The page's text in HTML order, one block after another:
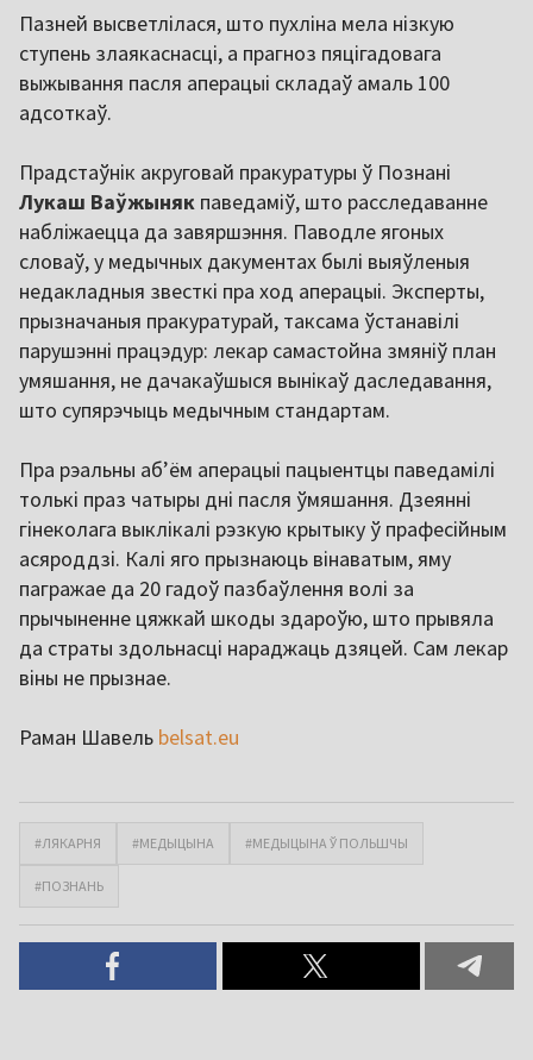
Пазней высветлілася, што пухліна мела нізкую
ступень злаякаснасці, а прагноз пяцігадовага
выжывання пасля аперацыі складаў амаль 100
адсоткаў.
Прадстаўнік акруговай пракуратуры ў Познані
Лукаш Ваўжыняк паведаміў, што расследаванне
набліжаецца да завяршэння. Паводле ягоных
словаў, у медычных дакументах былі выяўленыя
недакладныя звесткі пра ход аперацыі. Эксперты,
прызначаныя пракуратурай, таксама ўстанавілі
парушэнні працэдур: лекар самастойна змяніў план
умяшання, не дачакаўшыся вынікаў даследавання,
што супярэчыць медычным стандартам.
Пра рэальны аб’ём аперацыі пацыентцы паведамілі
толькі праз чатыры дні пасля ўмяшання. Дзеянні
гінеколага выклікалі рэзкую крытыку ў прафесійным
асяроддзі. Калі яго прызнаюць вінаватым, яму
пагражае да 20 гадоў пазбаўлення волі за
прычыненне цяжкай шкоды здароўю, што прывяла
да страты здольнасці нараджаць дзяцей. Сам лекар
віны не прызнае.
Раман Шавель belsat.eu
#ЛЯКАРНЯ #МЕДЫЦЫНА #МЕДЫЦЫНА Ў ПОЛЬШЧЫ
#ПОЗНАНЬ